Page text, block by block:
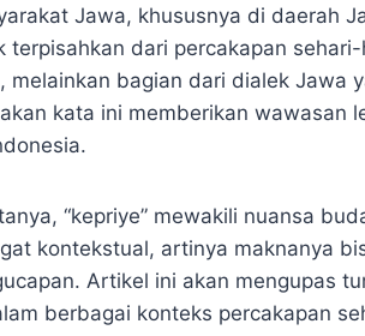
Jawa, khususnya di daerah
terpisahkan dari percakapan
melainkan bagian dari dialek Jawa
kata ini memberikan wawasan
“kepriye” mewakili nuansa
kontekstual, artinya maknanya
Artikel ini akan mengupas
berbagai konteks percakapan